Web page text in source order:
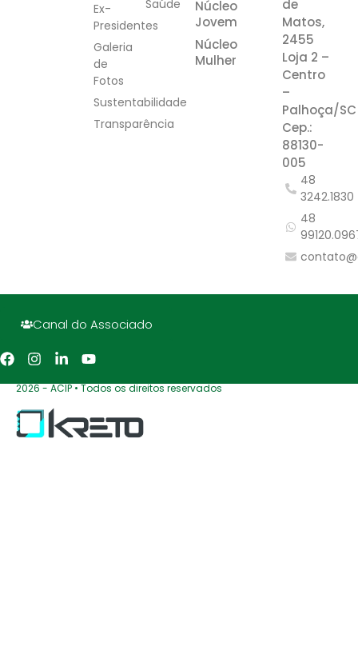
Ex-
Presidentes
Galeria
de
Fotos
Sustentabilidade
Transparência
Saúde
Núcleo
Jovem
Núcleo
Mulher
de
Matos,
2455
Loja 2 –
Centro
–
Palhoça/SC
Cep.:
88130-
005
48
3242.1830
48
Canal do Associado
2026 - ACIP • Todos os direitos reservados